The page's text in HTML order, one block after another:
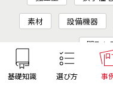
基礎知識 選び方 事
素材 設備機器
間取り